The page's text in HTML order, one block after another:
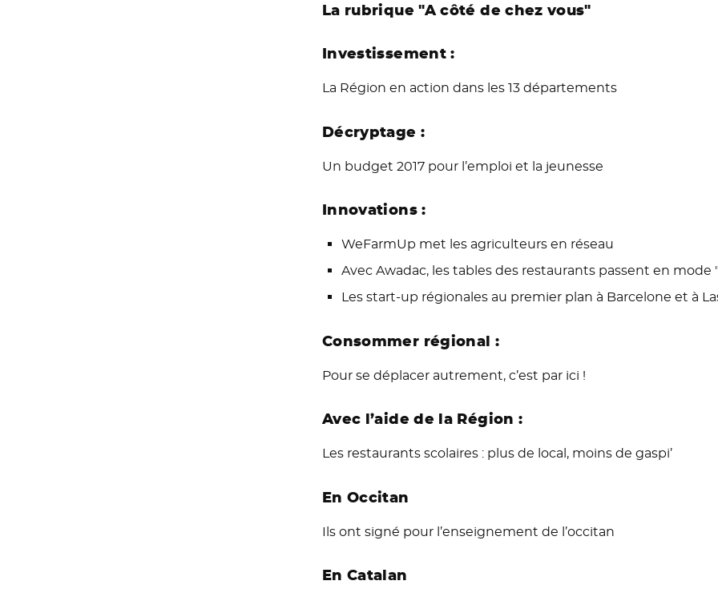
La rubrique "A côté de chez vous"
Investissement :
La Région en action dans les 13 départements
Décryptage :
Un budget 2017 pour l’emploi et la jeunesse
Innovations :
WeFarmUp met les agriculteurs en réseau
Avec Awadac, les tables des restaurants passent en mode
Les start-up régionales au premier plan à Barcelone et à
Consommer régional :
Pour se déplacer autrement, c’est par ici !
Avec l’aide de la Région :
Les restaurants scolaires : plus de local, moins de gaspi’
En Occitan
Ils ont signé pour l’enseignement de l’occitan
En Catalan